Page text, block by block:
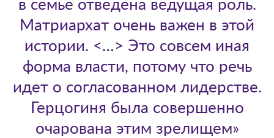
в семье отведена ведущая роль.
Матриархат очень важен в этой
истории. <…> Это совсем иная
форма власти, потому что речь
идет о согласованном лидерстве.
Герцогиня была совершенно
очарована этим зрелищем»